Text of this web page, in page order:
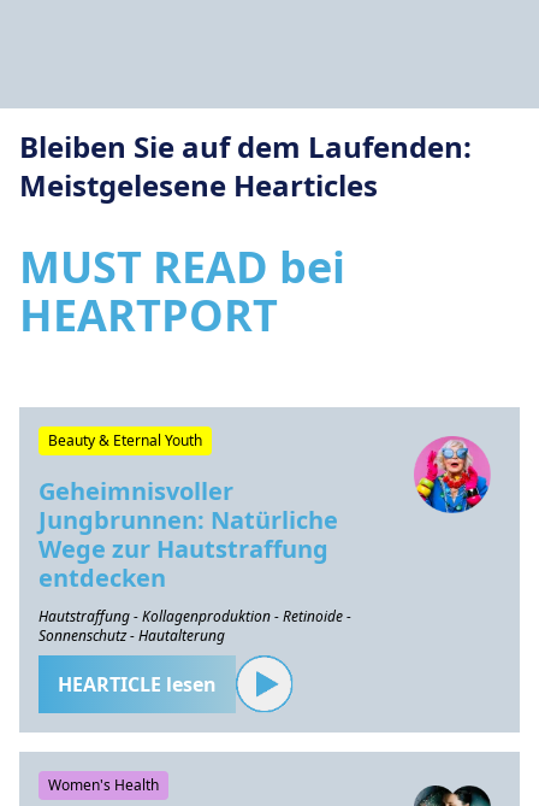
Bleiben Sie auf dem Laufenden:
Meistgelesene Hearticles
MUST READ bei
HEARTPORT
Beauty & Eternal Youth
Geheimnisvoller
Jungbrunnen: Natürliche
Wege zur Hautstraffung
entdecken
Hautstraffung - Kollagenproduktion - Retinoide -
Sonnenschutz - Hautalterung
HEARTICLE lesen
Women's Health